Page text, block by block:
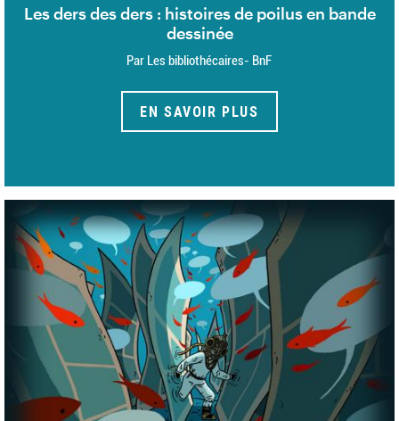
Les ders des ders : histoires de poilus en bande
dessinée
Par Les bibliothécaires- BnF
EN SAVOIR PLUS